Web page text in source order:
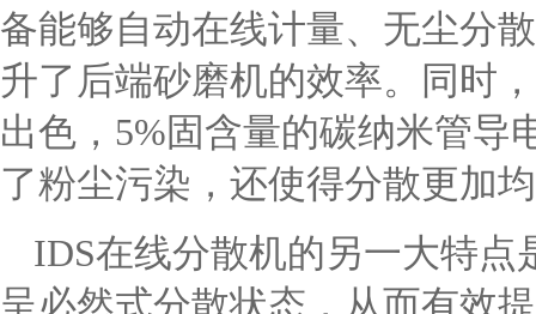
备能够自动在线计量、无尘分
升了后端砂磨机的效率。同时
出色，5%固含量的碳纳米管导
了粉尘污染，还使得分散更加
IDS在线分散机的另一大特
呈必然式分散状态，从而有效